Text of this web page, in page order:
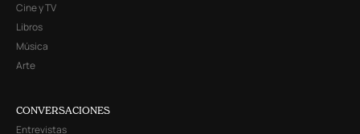
Cine y TV
Libros
Música
Arte
CONVERSACIONES
Entrevistas